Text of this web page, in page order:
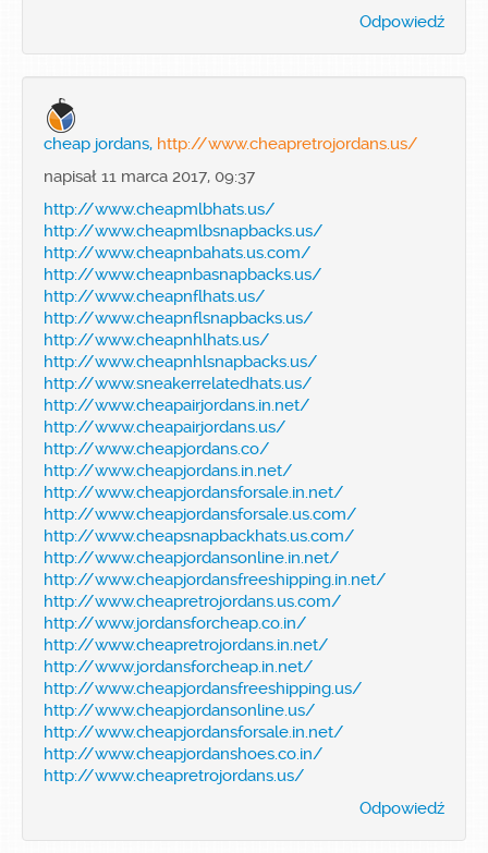
Odpowiedź
cheap jordans, http://www.cheapretrojordans.us/
napisał 11 marca 2017, 09:37
http://www.cheapmlbhats.us/
http://www.cheapmlbsnapbacks.us/
http://www.cheapnbahats.us.com/
http://www.cheapnbasnapbacks.us/
http://www.cheapnflhats.us/
http://www.cheapnflsnapbacks.us/
http://www.cheapnhlhats.us/
http://www.cheapnhlsnapbacks.us/
http://www.sneakerrelatedhats.us/
http://www.cheapairjordans.in.net/
http://www.cheapairjordans.us/
http://www.cheapjordans.co/
http://www.cheapjordans.in.net/
http://www.cheapjordansforsale.in.net/
http://www.cheapjordansforsale.us.com/
http://www.cheapsnapbackhats.us.com/
http://www.cheapjordansonline.in.net/
http://www.cheapjordansfreeshipping.in.net/
http://www.cheapretrojordans.us.com/
http://www.jordansforcheap.co.in/
http://www.cheapretrojordans.in.net/
http://www.jordansforcheap.in.net/
http://www.cheapjordansfreeshipping.us/
http://www.cheapjordansonline.us/
http://www.cheapjordansforsale.in.net/
http://www.cheapjordanshoes.co.in/
http://www.cheapretrojordans.us/
Odpowiedź